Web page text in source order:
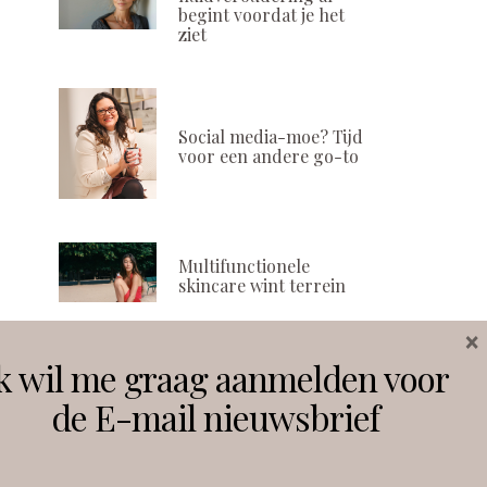
begint voordat je het
ziet
Social media-moe? Tijd
voor een andere go-to
Multifunctionele
skincare wint terrein
Volg ons
wil me graag aanmelden voor
de E-mail nieuwsbrief
×